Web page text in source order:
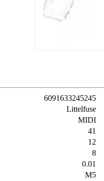
6091633245245
Littelfuse
MIDI
41
12
8
0.01
M5